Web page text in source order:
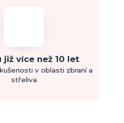
již více než 10 let
v oblasti zbraní a
střeliva